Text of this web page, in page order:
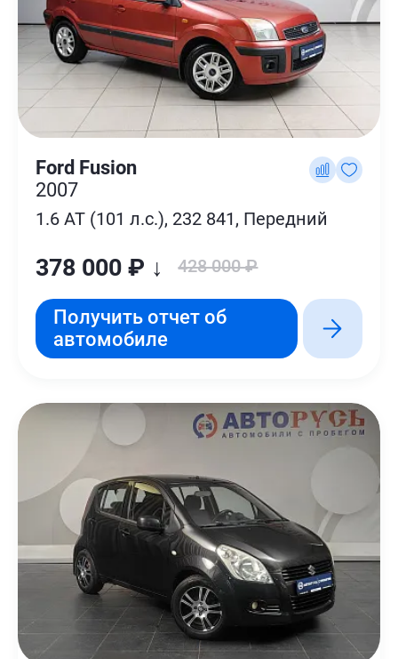
Ford Fusion
2007
1.6 AT (101 л.с.), 232 841, Передний
378 000 ₽ ↓ 428 000 ₽
Получить отчет об
автомобиле